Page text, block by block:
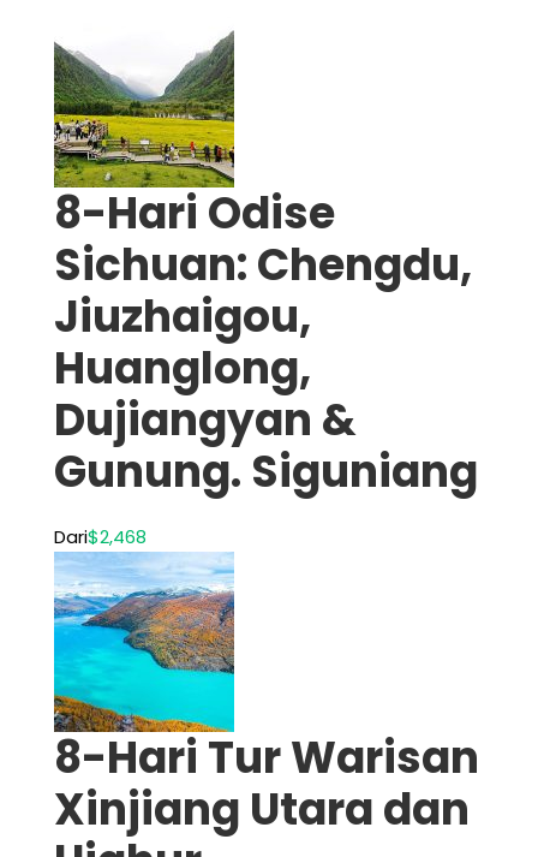
8-Hari Odise
Sichuan: Chengdu,
Jiuzhaigou,
Huanglong,
Dujiangyan &
Gunung. Siguniang
Dari$2,468
8-Hari Tur Warisan
Xinjiang Utara dan